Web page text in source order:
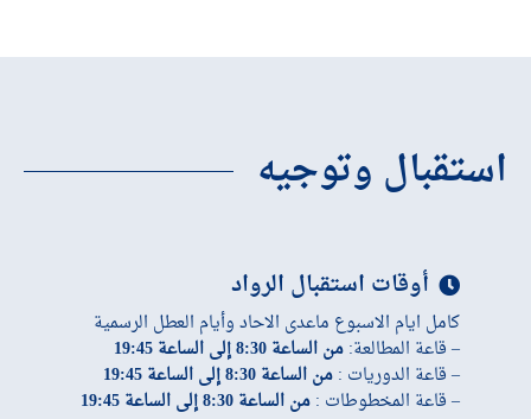
استقبال وتوجيه
أوقات استقبال الرواد
كامل ايام الاسبوع ماعدى الاحاد وأيام العطل الرسمية
– قاعة المطالعة:من الساعة 8:30 إلى الساعة 19:45
– قاعة الدوريات :من الساعة 8:30 إلى الساعة 19:45
– قاعة المخطوطات :من الساعة 8:30 إلى الساعة 19:45